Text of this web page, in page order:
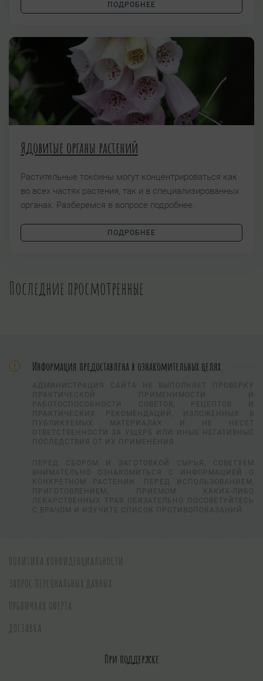
ПОДРОБНЕЕ
Ядовитые органы растений
Растительные токсины могут концентрироваться как
во всех частях растения, так и в специализированных
органах. Разберемся в вопросе подробнее.
ПОДРОБНЕЕ
Последние просмотренные
Информация предоставлена в ознакомительных целях.
АДМИНИСТРАЦИЯ САЙТА НЕ ВЫПОЛНЯЕТ ПРОВЕРКУ
ПРАКТИЧЕСКОЙ ПРИМЕНИМОСТИ И
РАБОТОСПОСОБНОСТИ СОВЕТОВ, РЕЦЕПТОВ И
ПРАКТИЧЕСКИХ РЕКОМЕНДАЦИЙ, ИЗЛОЖЕННЫХ В
ПУБЛИКУЕМЫХ МАТЕРИАЛАХ И НЕ НЕСЕТ
ОТВЕТСТВЕННОСТИ ЗА УЩЕРБ ИЛИ ИНЫЕ НЕГАТИВНЫЕ
ПОСЛЕДСТВИЯ ОТ ИХ ПРИМЕНЕНИЯ.
ПЕРЕД СБОРОМ И ЗАГОТОВКОЙ СЫРЬЯ, СОВЕТУЕМ
ВНИМАТЕЛЬНО ОЗНАКОМИТЬСЯ С ИНФОРМАЦИЕЙ О
КОНКРЕТНОМ РАСТЕНИИ. ПЕРЕД ИСПОЛЬЗОВАНИЕМ,
ПРИГОТОВЛЕНИЕМ, ПРИЕМОМ КАКИХ-ЛИБО
ЛЕКАРСТВЕННЫХ ТРАВ ОБЯЗАТЕЛЬНО ПОСОВЕТУЙТЕСЬ
С ВРАЧОМ И ИЗУЧИТЕ СПИСОК ПРОТИВОПОКАЗАНИЙ.
ПОЛИТИКА КОНФИДЕНЦИАЛЬНОСТИ
ЗАПРОС ПЕРСОНАЛЬНЫХ ДАННЫХ
ПУБЛИЧНАЯ ОФЕРТА
ДОСТАВКА
При поддержке